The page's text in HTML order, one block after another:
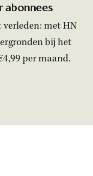
abonnees
met HN
bij het
per maand.